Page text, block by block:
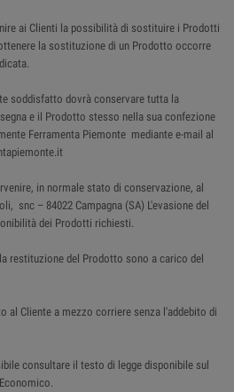
ai Clienti la possibilità di sostituire i Prodotti
la sostituzione di un Prodotto occorre
soddisfatto dovrà conservare tutta la
e il Prodotto stesso nella sua confezione
Ferramenta Piemonte mediante e-mail al
in normale stato di conservazione, al
snc – 84022 Campagna (SA) L'evasione del
dei Prodotti richiesti.
restituzione del Prodotto sono a carico del
Cliente a mezzo corriere senza l'addebito di
consultare il testo di legge disponibile sul